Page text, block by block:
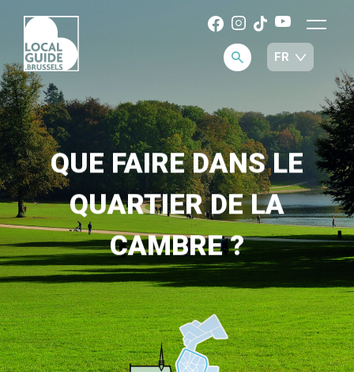
QUE FAIRE DANS LE
QUARTIER DE LA
CAMBRE ?